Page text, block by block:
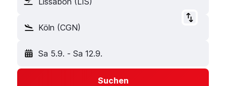
Köln (CGN)
Sa 5.9. - Sa 12.9.
Suchen